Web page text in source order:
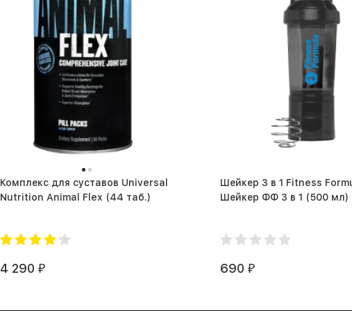
Комплекс для суставов Universal
Nutrition Animal Flex (44 таб.)
4 290 ₽
Шейкер 3 в 1 Fitness
Шейкер ФФ 3 в 1 (500 мл)
690 ₽